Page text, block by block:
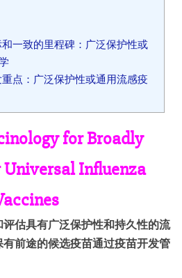
一致的里程碑：广泛保护性或
点：广泛保护性或通用流感疫
for Broadly
Influenza
估具有广泛保护性和持久性的流
前途的候选疫苗通过疫苗开发管